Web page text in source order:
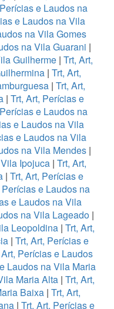
e Laudos na
e Laudos na Vila
na Vila Gomes
na Vila Guarani |
Guilherme | Trt, Art,
| Trt, Art,
| Trt, Art,
| Trt, Art, Perícias e
e Laudos na
e Laudos na Vila
e Laudos na Vila
na Vila Mendes |
Ipojuca | Trt, Art,
| Trt, Art, Perícias e
Perícias e Laudos na
e Laudos na Vila
na Vila Lageado|
Leopoldina | Trt, Art,
| Trt, Art, Perícias e
Perícias e Laudos
Laudos na Vila Maria
Maria Alta | Trt, Art,
Baixa| Trt, Art,
| Trt, Art, Perícias e